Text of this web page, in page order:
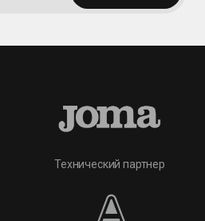
Технический партнер